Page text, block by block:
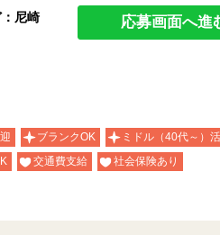
尼崎
応募画面へ進
ブランクOK
ミドル（40代～）
交通費支給
社会保険あり